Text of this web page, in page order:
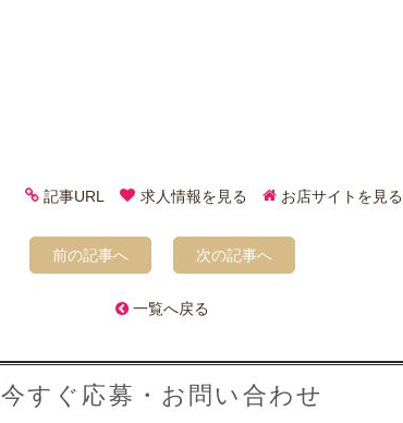
記事URL 求人情報を見る お店サイトを見る
前の記事へ 次の記事へ
一覧へ戻る
今すぐ応募・お問い合わせ